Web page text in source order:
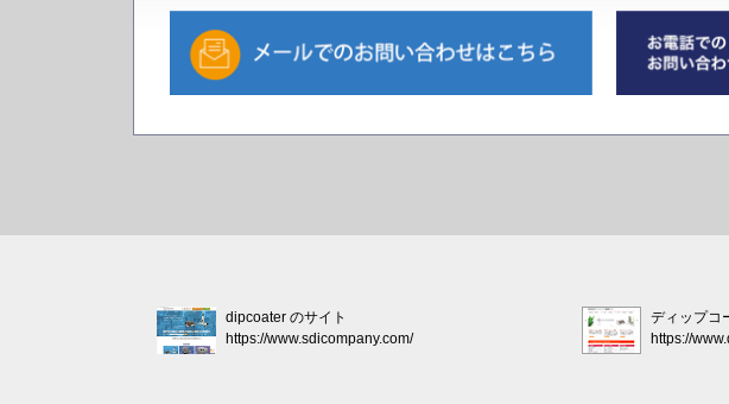
dipcoater のサイト
https://www.sdicompany.com/
ディップコ
https://